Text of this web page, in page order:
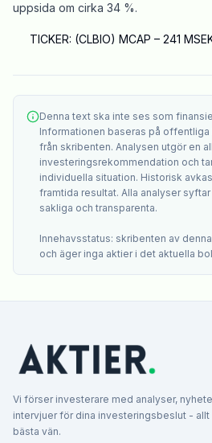
uppsida om cirka 34 %.
TICKER: (CLBIO) MCAP – 241
Denna text ska inte ses som
Informationen baseras på
från skribenten. Analysen utgör en
investeringsrekommendation och
individuella situation. Historisk
framtida resultat. Alla analyser
sakliga och transparenta.
Innehavsstatus: skribenten av
och äger inga aktier i det aktuella
Vi förser investerare med analyser,
intervjuer för dina investeringsbeslut -
bästa vän.